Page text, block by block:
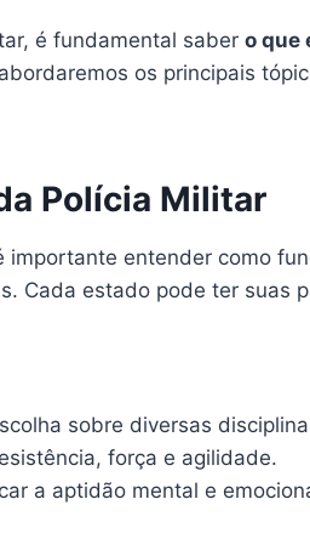
é fundamental saber o que
os principais
Polícia Militar
importante entender como
Cada estado pode ter
sobre diversas
força e agilidade.
a aptidão mental e